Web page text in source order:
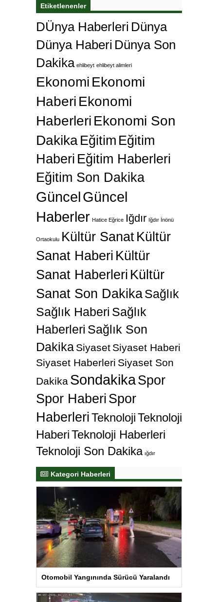
Etiketlenenler
DÜnya Haberleri Dünya
Dünya Haberi Dünya Son
Dakika ehlibeyt ehlibeyt alimleri
Ekonomi Ekonomi
Haberi Ekonomi
Haberleri Ekonomi Son
Dakika Eğitim Eğitim
Haberi Eğitim Haberleri
Eğitim Son Dakika
GüncelGüncel
Haberler Hatice Eğrice Iğdır Iğdır İnönü
Ortaokulu Kültür SanatKültür
Sanat Haberi Kültür
Sanat Haberleri Kültür
Sanat Son DakikaSağlık
Sağlık Haberi Sağlık
Haberleri Sağlık Son
Dakika Siyaset Siyaset Haberi
Siyaset Haberleri Siyaset Son
Dakika SondakikaSpor
Spor Haberi Spor
HaberleriTeknolojiTeknoloji
HaberiTeknoloji Haberleri
Teknoloji Son Dakika ığdır
Kategori Haberleri
Otomobil Yangınında Sürücü Yaralandı